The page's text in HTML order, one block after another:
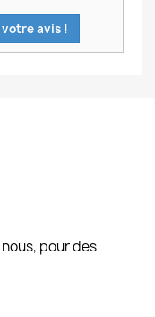
avis !
pour des